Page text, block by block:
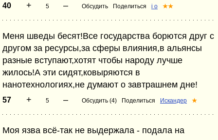
40 + 5 – Обсудить Поделиться i o ★★
Меня шведы бесят!Все государства борются друг с
другом за ресурсы,за сферы влияния,в альянсы
разные вступают,хотят чтобы народу лучше
жилось!А эти сидят,ковыряются в
нанотехнологиях,не думают о завтрашнем дне!
57 + 5 – Обсудить (4) Поделиться Искандер ★
Моя язва всё-так не выдержала - подала на